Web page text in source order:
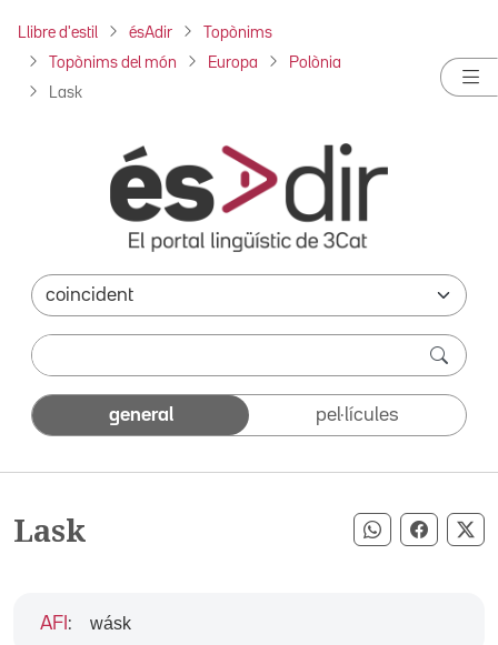
Llibre d'estil ésAdir Topònims
Topònims del món Europa Polònia
Lask
general pel·lícules
Lask Compartir
AFI : wásk